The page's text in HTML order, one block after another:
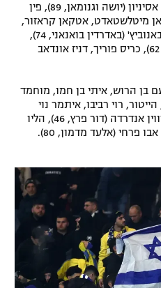
אלכסנדר נובל, לורנז אסיניון (יושה וגנומאן, 89), פין
מיטלשטאדט, אטקאן קראזור,
אנגלו שטילר (צ'מה, 62), לזאר יובאנוביץ' (באדרדין בואנאני, 74),
טיאגו תומאס (בילאל אל חאנוס, 62), כריס פוריך, דניז אונדאב
בן הרוש, איתי בן חמו, מוחמד
קמארה (טייריס אסנטה, 71), הייטור, רוי רביבו, איתמר נוי
(אושר דוידה, 46), עידו שחר, קרווין אנדרדה (דור פרץ, 46), הליו